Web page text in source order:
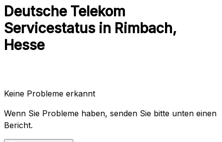
Deutsche Telekom
Servicestatus in Rimbach,
Hesse
Keine Probleme erkannt
Wenn Sie Probleme haben, senden Sie bitte unten einen
Bericht.